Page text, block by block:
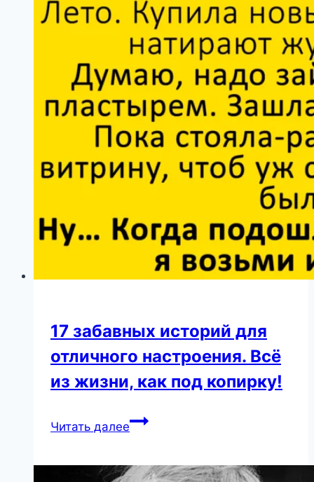
—
и
в
жизни
пригодятся,
и
настроение
поднимут!
17 забавных историй для
отличного настроения. Всё
из жизни, как под копирку!
Читать далее17
для